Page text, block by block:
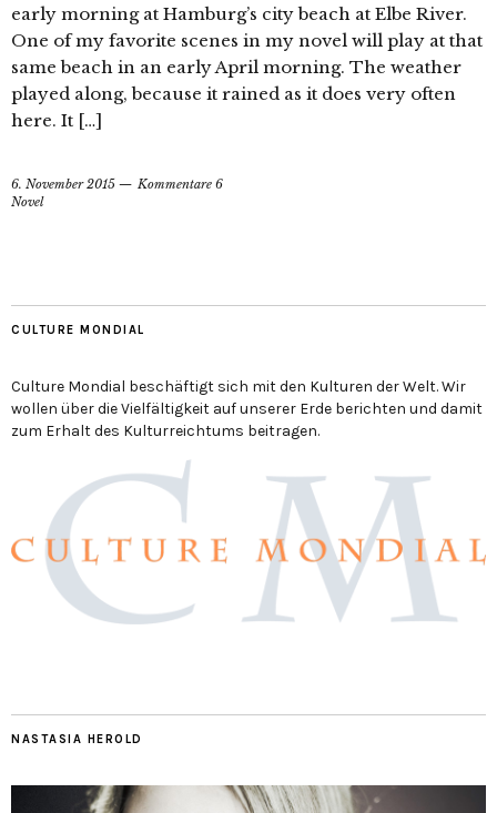
early morning at Hamburg’s city beach at Elbe River.
One of my favorite scenes in my novel will play at that
same beach in an early April morning. The weather
played along, because it rained as it does very often
here. It […]
6. November 2015
Kommentare 6
Novel
CULTURE MONDIAL
Culture Mondial beschäftigt sich mit den Kulturen der Welt. Wir
wollen über die Vielfältigkeit auf unserer Erde berichten und damit
zum Erhalt des Kulturreichtums beitragen.
NASTASIA HEROLD